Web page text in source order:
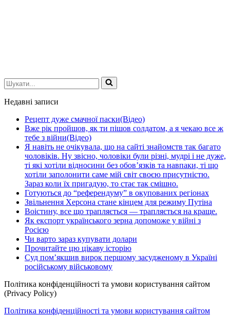
Шукати...
Недавні записи
Рецепт дуже смачної паски(Відео)
Вже рік пройшов, як ти пішов солдатом, а я чекаю все ж
тебе з війни(Відео)
Я навіть не очікувала, що на сайті знайомств так багато
чоловіків. Ну звісно, чоловіки були різні, мудрі і не дуже,
ті які хотіли відносини без обов’язків та навпаки, ті що
хотіли заполонити саме мій світ своєю присутністю.
Зараз коли їх пригадую, то стає так смішно.
Готуються до “референдуму” в окупованих регіонах
Звільнення Херсона стане кінцем для режиму Путіна
Воістину, все що трапляється — трапляється на краще.
Як експорт українського зерна допоможе у війні з
Росією
Чи варто зараз купувати долари
Прочитайте цю цікаву історію
Суд пом’якшив вирок першому засудженому в Україні
російському військовому
Політика конфіденційності та умови користування сайтом
(Privacy Policy)
Політика конфіденційності та умови користування сайтом